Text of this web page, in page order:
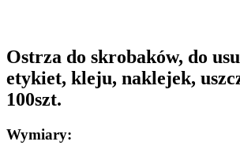
Ostrza do skrobaków, do
etykiet, kleju, naklejek,
100szt.
Wymiary: